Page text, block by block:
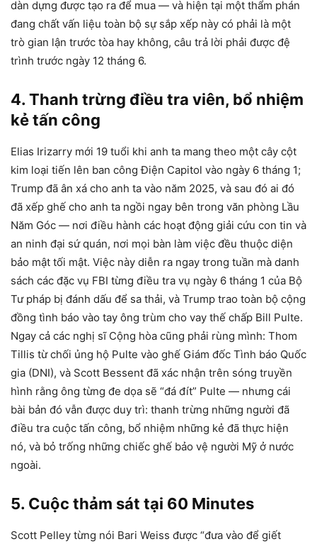
dàn dựng được tạo ra để mua — và hiện tại một thẩm phán
đang chất vấn liệu toàn bộ sự sắp xếp này có phải là một
trò gian lận trước tòa hay không, câu trả lời phải được đệ
trình trước ngày 12 tháng 6.
4. Thanh trừng điều tra viên, bổ nhiệm
kẻ tấn công
Elias Irizarry mới 19 tuổi khi anh ta mang theo một cây cột
kim loại tiến lên ban công Điện Capitol vào ngày 6 tháng 1;
Trump đã ân xá cho anh ta vào năm 2025, và sau đó ai đó
đã xếp ghế cho anh ta ngồi ngay bên trong văn phòng Lầu
Năm Góc — nơi điều hành các hoạt động giải cứu con tin và
an ninh đại sứ quán, nơi mọi bàn làm việc đều thuộc diện
bảo mật tối mật. Việc này diễn ra ngay trong tuần mà danh
sách các đặc vụ FBI từng điều tra vụ ngày 6 tháng 1 của Bộ
Tư pháp bị đánh dấu để sa thải, và Trump trao toàn bộ cộng
đồng tình báo vào tay ông trùm cho vay thế chấp Bill Pulte.
Ngay cả các nghị sĩ Cộng hòa cũng phải rùng mình: Thom
Tillis từ chối ủng hộ Pulte vào ghế Giám đốc Tình báo Quốc
gia (DNI), và Scott Bessent đã xác nhận trên sóng truyền
hình rằng ông từng đe dọa sẽ “đá đít” Pulte — nhưng cái
bài bản đó vẫn được duy trì: thanh trừng những người đã
điều tra cuộc tấn công, bổ nhiệm những kẻ đã thực hiện
nó, và bỏ trống những chiếc ghế bảo vệ người Mỹ ở nước
ngoài.
5. Cuộc thảm sát tại 60 Minutes
Scott Pelley từng nói Bari Weiss được “đưa vào để giết